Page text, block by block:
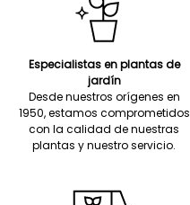
Especialistas en plantas de
jardín
Desde nuestros orígenes en
1950, estamos comprometidos
con la calidad de nuestras
plantas y nuestro servicio.